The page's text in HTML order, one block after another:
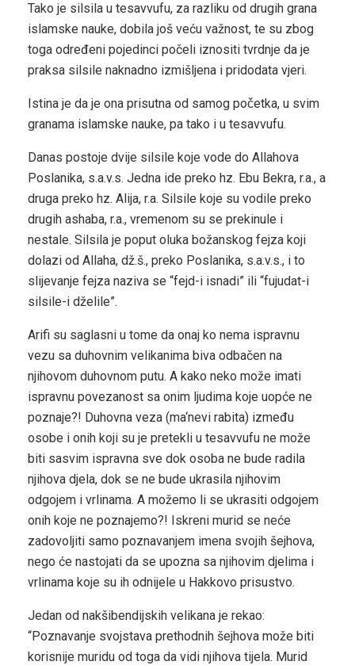
Tako je silsila u tesavvufu, za razliku od drugih grana
islamske nauke, dobila još veću važnost, te su zbog
toga određeni pojedinci počeli iznositi tvrdnje da je
praksa silsile naknadno izmišljena i pridodata vjeri.
Istina je da je ona prisutna od samog početka, u svim
granama islamske nauke, pa tako i u tesavvufu.
Danas postoje dvije silsile koje vode do Allahova
Poslanika, s.a.v.s. Jedna ide preko hz. Ebu Bekra, r.a., a
druga preko hz. Alija, r.a. Silsile koje su vodile preko
drugih ashaba, r.a., vremenom su se prekinule i
nestale. Silsila je poput oluka božanskog fejza koji
dolazi od Allaha, dž.š., preko Poslanika, s.a.v.s., i to
slijevanje fejza naziva se “fejd-i isnadi” ili “fujudat-i
silsile-i dželile”.
Arifi su saglasni u tome da onaj ko nema ispravnu
vezu sa duhovnim velikanima biva odbačen na
njihovom duhovnom putu. A kako neko može imati
ispravnu povezanost sa onim ljudima koje uopće ne
poznaje?! Duhovna veza (ma‘nevi rabita) između
osobe i onih koji su je pretekli u tesavvufu ne može
biti sasvim ispravna sve dok osoba ne bude radila
njihova djela, dok se ne bude ukrasila njihovim
odgojem i vrlinama. A možemo li se ukrasiti odgojem
onih koje ne poznajemo?! Iskreni murid se neće
zadovoljiti samo poznavanjem imena svojih šejhova,
nego će nastojati da se upozna sa njihovim djelima i
vrlinama koje su ih odnijele u Hakkovo prisustvo.
Jedan od nakšibendijskih velikana je rekao:
“Poznavanje svojstava prethodnih šejhova može biti
korisnije muridu od toga da vidi njihova tijela. Murid